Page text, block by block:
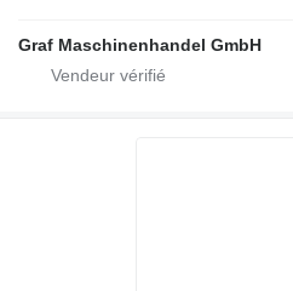
Graf Maschinenhandel GmbH